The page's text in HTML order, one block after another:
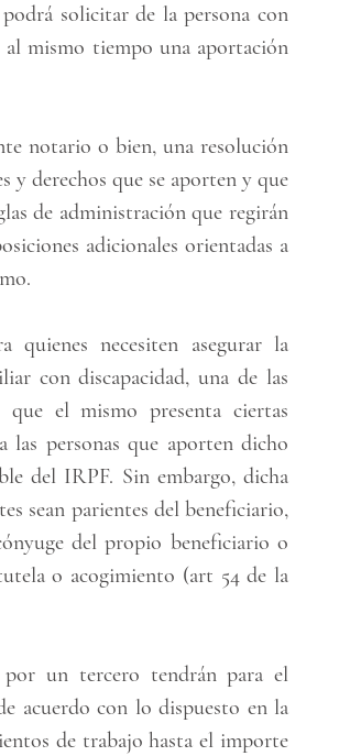
solicitar de la persona con
mismo tiempo una aportación
notario o bien, una resolución
y derechos que se aporten y que
de administración que regirán
adicionales orientadas a
necesiten asegurar la
con discapacidad, una de las
el mismo presenta ciertas
las personas que aporten dicho
del IRPF. Sin embargo, dicha
sean parientes del beneficiario,
del propio beneficiario o
o acogimiento (art 54 de la
por un tercero tendrán para el
acuerdo con lo dispuesto en la
de trabajo hasta el importe